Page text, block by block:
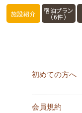
施設紹介 宿泊プラン
（6件）
初めての方へ
会員規約